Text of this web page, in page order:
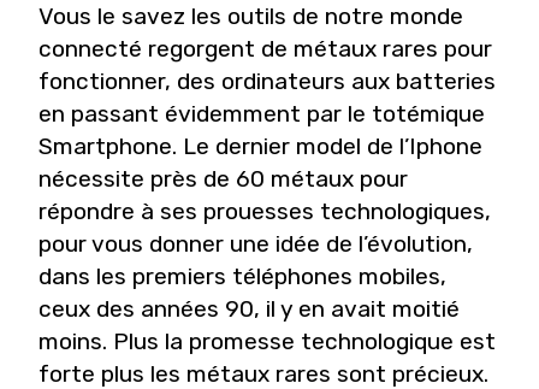
Vous le savez les outils de notre monde
connecté regorgent de métaux rares pour
fonctionner, des ordinateurs aux batteries
en passant évidemment par le totémique
Smartphone. Le dernier model de l’Iphone
nécessite près de 60 métaux pour
répondre à ses prouesses technologiques,
pour vous donner une idée de l’évolution,
dans les premiers téléphones mobiles,
ceux des années 90, il y en avait moitié
moins. Plus la promesse technologique est
forte plus les métaux rares sont précieux.